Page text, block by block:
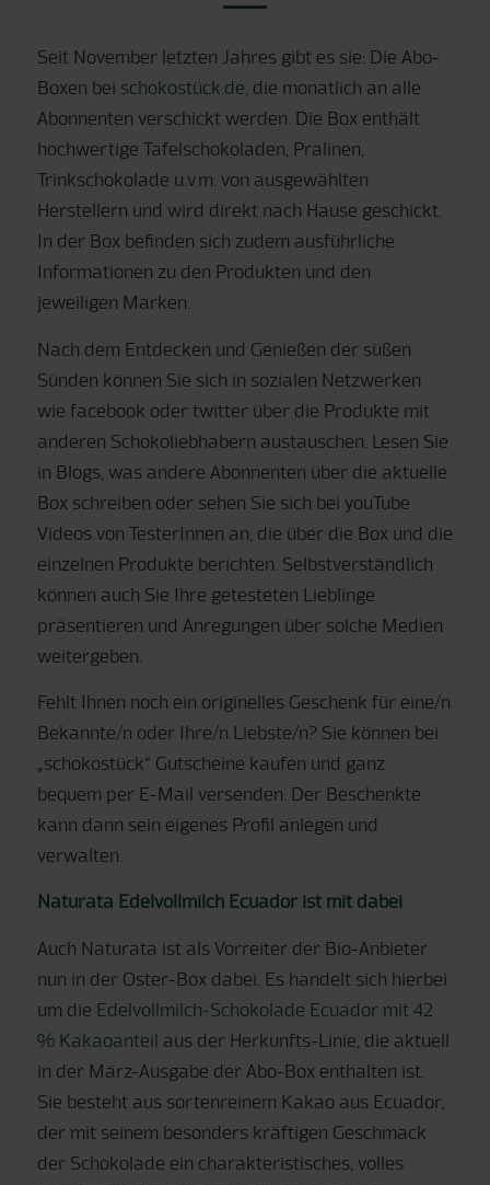
Seit November letzten Jahres gibt es sie: Die Abo-
Boxen bei schokostück.de , die monatlich an alle
Abonnenten verschickt werden. Die Box enthält
hochwertige Tafelschokoladen, Pralinen,
Trinkschokolade u.v.m. von ausgewählten
Herstellern und wird direkt nach Hause geschickt.
In der Box befinden sich zudem ausführliche
Informationen zu den Produkten und den
jeweiligen Marken.
Nach dem Entdecken und Genießen der süßen
Sünden können Sie sich in sozialen Netzwerken
wie facebook oder twitter über die Produkte mit
anderen Schokoliebhabern austauschen. Lesen Sie
in Blogs, was andere Abonnenten über die aktuelle
Box schreiben oder sehen Sie sich bei youTube
Videos von TesterInnen an, die über die Box und die
einzelnen Produkte berichten. Selbstverständlich
können auch Sie Ihre getesteten Lieblinge
präsentieren und Anregungen über solche Medien
weitergeben.
Fehlt Ihnen noch ein originelles Geschenk für eine/n
Bekannte/n oder Ihre/n Liebste/n? Sie können bei
„schokostück“ Gutscheine kaufen und ganz
bequem per E-Mail versenden. Der Beschenkte
kann dann sein eigenes Profil anlegen und
verwalten.
Naturata Edelvollmilch Ecuador ist mit dabei
Auch Naturata ist als Vorreiter der Bio-Anbieter
nun in der Oster-Box dabei. Es handelt sich hierbei
um die Edelvollmilch-Schokolade Ecuador mit 42
% Kakaoanteil aus der Herkunfts-Linie, die aktuell
in der März-Ausgabe der Abo-Box enthalten ist.
Sie besteht aus sortenreinem Kakao aus Ecuador,
der mit seinem besonders kräftigen Geschmack
der Schokolade ein charakteristisches, volles